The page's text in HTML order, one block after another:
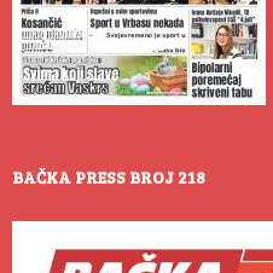
BAČKA PRESS BROJ 218